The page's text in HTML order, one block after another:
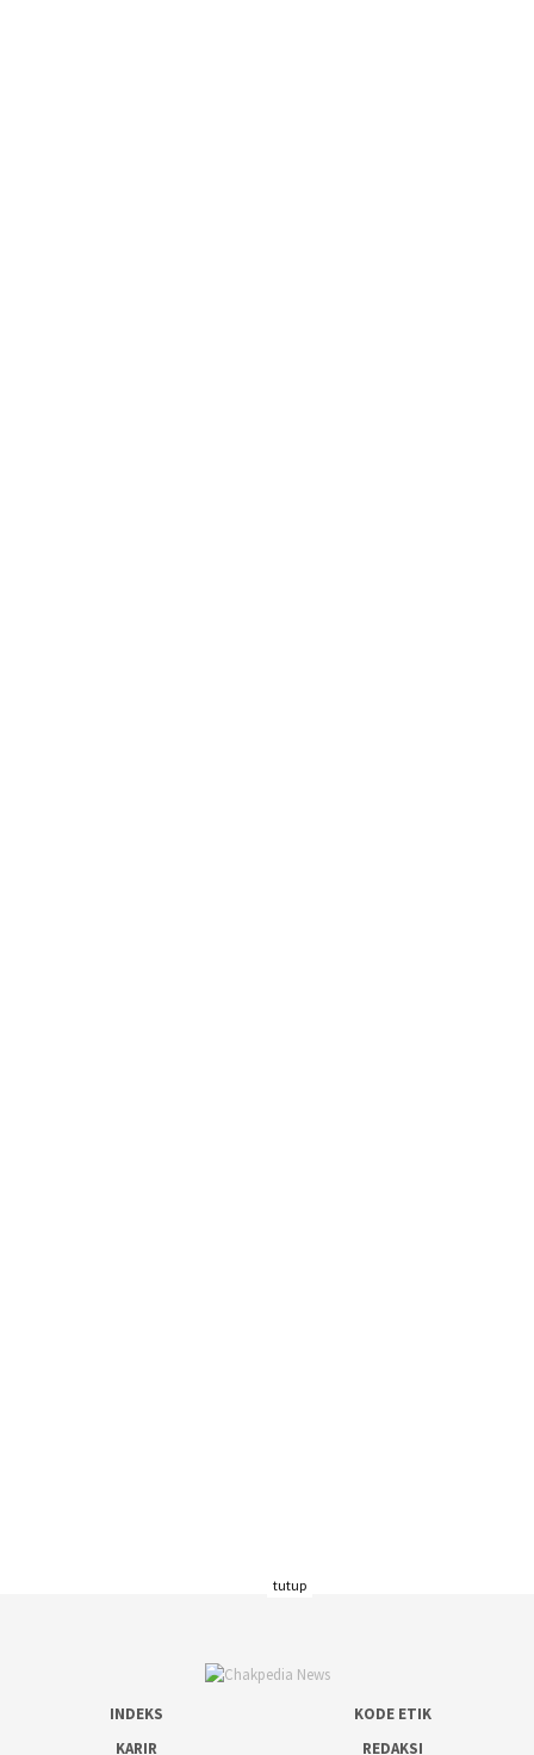
INDEKS
KODE ETIK
KARIR
REDAKSI
tutup